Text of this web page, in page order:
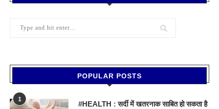
POPULAR POSTS
1
#HEALTH : सर्दी में खतरनाक साबित हो सकता है